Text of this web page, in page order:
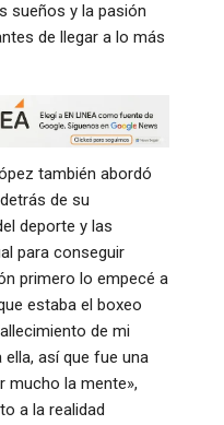
sueños y la pasión
de llegar a lo más
también abordó
de su
deporte y las
para conseguir
primero lo empecé a
estaba el boxeo
de mi
así que fue una
mucho la mente»,
a la realidad